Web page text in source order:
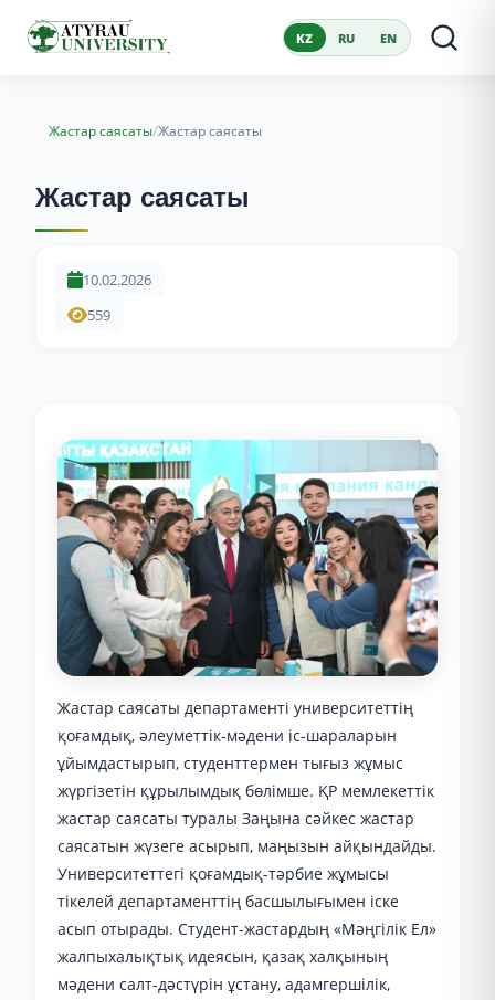
KZ RU EN
Жастар саясаты/Жастар саясаты
Жастар саясаты
10.02.2026
559
Жастар саясаты департаменті университеттің
қоғамдық, әлеуметтік-мәдени іс-шараларын
ұйымдастырып, студенттермен тығыз жұмыс
жүргізетін құрылымдық бөлімше. ҚР мемлекеттік
жастар саясаты туралы Заңына сәйкес жастар
саясатын жүзеге асырып, маңызын айқындайды.
Университеттегі қоғамдық-тәрбие жұмысы
тікелей департаменттің басшылығымен іске
асып отырады. Студент-жастардың «Мәңгілік Ел»
жалпыхалықтық идеясын, қазақ халқының
мәдени салт-дәстүрін ұстану, адамгершілік,